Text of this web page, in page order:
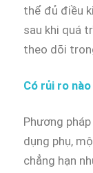
thể đủ điều
sau khi quá
theo dõi
Có rủi ro
Phương
dụng phụ,
chẳng hạn